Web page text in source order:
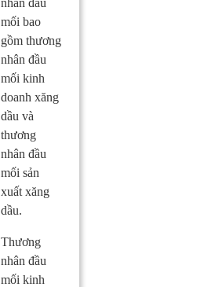
nhân đầu
mối bao
gồm thương
nhân đầu
mối kinh
doanh xăng
dầu và
thương
nhân đầu
mối sản
xuất xăng
dầu.
Thương
nhân đầu
mối kinh